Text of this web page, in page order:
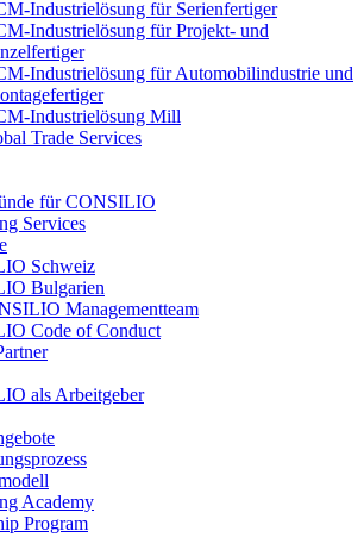
Industrielösung für Serienfertiger
Industrielösung für Projekt- und
Industrielösung für Automobilindustrie und
Industrielösung Mill
Trade Services
für CONSILIO
Services
Schweiz
Bulgarien
Managementteam
Code of Conduct
als Arbeitgeber
Academy
Program